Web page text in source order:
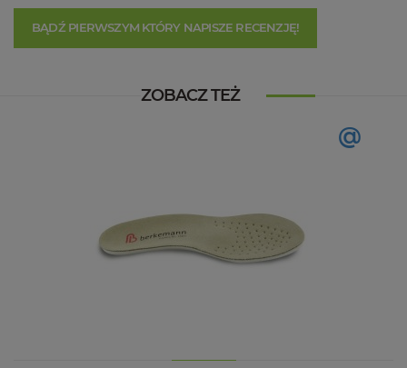
BĄDŹ PIERWSZYM KTÓRY NAPISZE RECENZJĘ!
ZOBACZ TEŻ
@